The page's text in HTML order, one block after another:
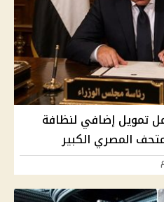
تمويل إضافي لنظافة
المصري الكبير